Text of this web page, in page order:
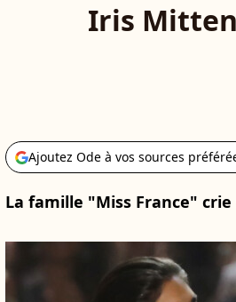
Iris
Ajoutez Ode à vos sources
La famille "Miss France" crie